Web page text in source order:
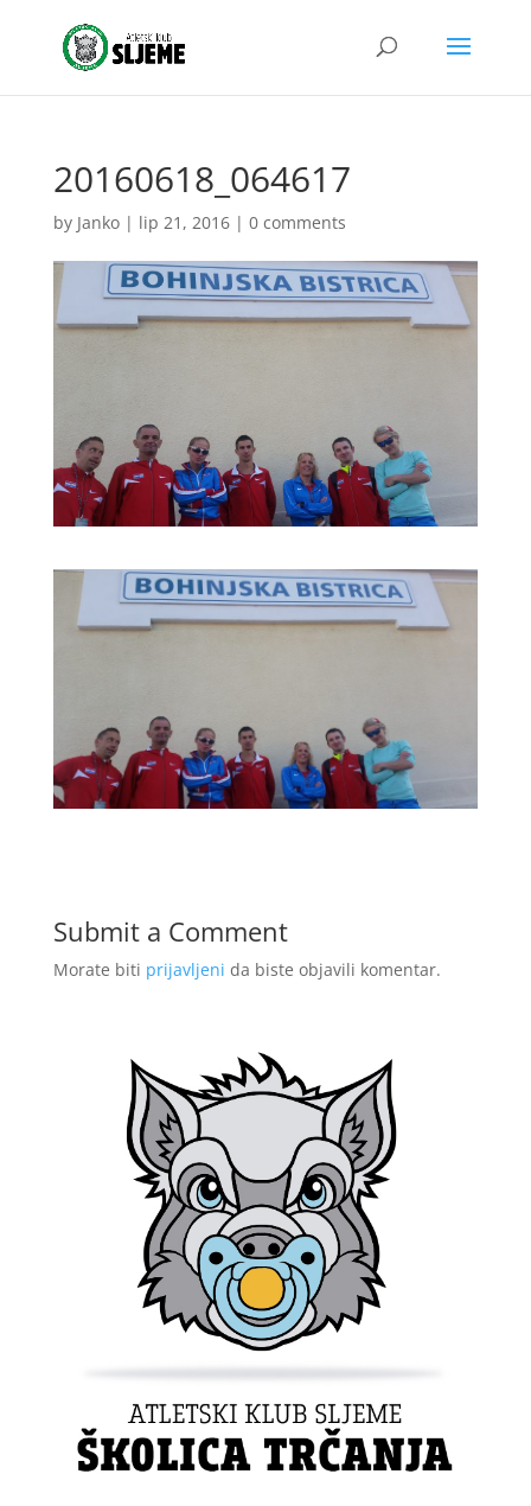
20160618_064617
by Janko| lip 21, 2016| 0 comments
Submit a Comment
Morate biti prijavljeni da biste objavili komentar.